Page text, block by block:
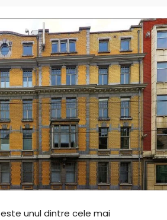
este unul dintre cele mai